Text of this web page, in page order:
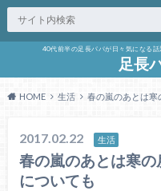
40代前半の足長パパが日々気になる
足長
HOME 生活 春の嵐のあとは寒
2017.02.22 生活
春の嵐のあとは寒
についても